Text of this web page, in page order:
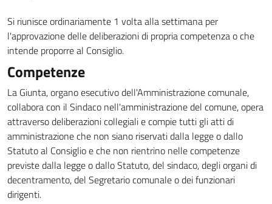
Si riunisce ordinariamente 1 volta alla settimana per
l'approvazione delle deliberazioni di propria competenza o che
intende proporre al Consiglio.
Competenze
La Giunta, organo esecutivo dell'Amministrazione comunale,
collabora con il Sindaco nell'amministrazione del comune, opera
attraverso deliberazioni collegiali e compie tutti gli atti di
amministrazione che non siano riservati dalla legge o dallo
Statuto al Consiglio e che non rientrino nelle competenze
previste dalla legge o dallo Statuto, del sindaco, degli organi di
decentramento, del Segretario comunale o dei funzionari
dirigenti.